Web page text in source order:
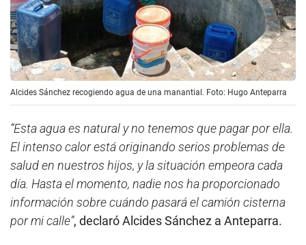
Alcides Sánchez recogiendo agua de una manantial. Foto: Hugo Anteparra
“Esta agua es natural y no tenemos que pagar por ella.
El intenso calor está originando serios problemas de
salud en nuestros hijos, y la situación empeora cada
día. Hasta el momento, nadie nos ha proporcionado
información sobre cuándo pasará el camión cisterna
por mi calle”, declaró Alcides Sánchez a Anteparra.